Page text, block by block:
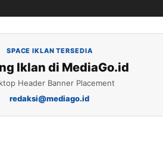
SPACE IKLAN TERSEDIA
Iklan di MediaGo.id
Header Banner Placement
redaksi@mediago.id